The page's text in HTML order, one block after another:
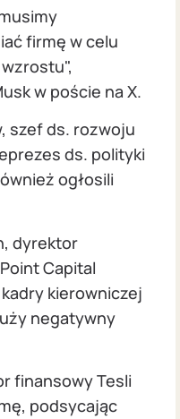
firmę w celu
w poście na X.
szef ds. rozwoju
ds. polityki
ogłosili
dyrektor
Capital
kierowniczej
negatywny
finansowy Tesli
podsycając